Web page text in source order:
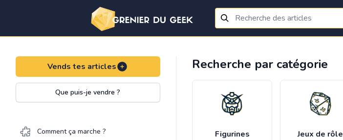
Vends tes articles
Que puis-je vendre ?
Comment ça marche ?
Recherche par catégorie
Figurines Jeux de rôle